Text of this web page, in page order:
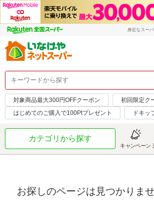
身近なスー
対象商品最大300円OFFクーポン 初回限定ク
はじめてのご購入で100Ptプレゼント
ドキッ
カテゴリから探す
キャンペーン
お探しのページは見つかりま